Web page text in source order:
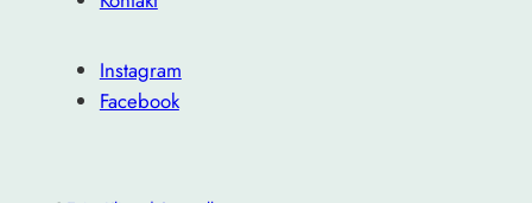
Instagram
Facebook